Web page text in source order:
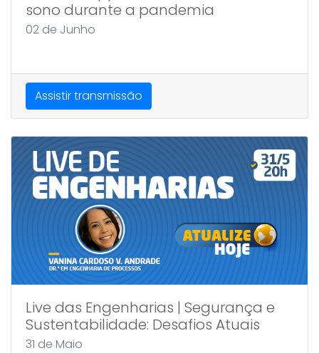
sono durante a pandemia
02 de Junho
Assistir transmissão
Live das Engenharias | Segurança e
Sustentabilidade: Desafios Atuais
31 de Maio